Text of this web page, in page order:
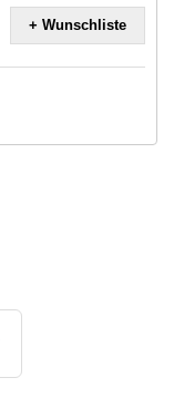
+ Wunschliste